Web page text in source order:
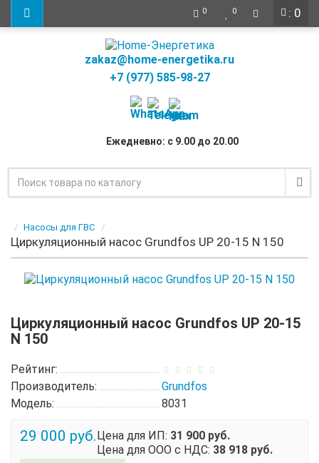
: 0
0 0
zakaz@home-energetika.ru
+7 (977) 585-98-27
Ежедневно: с 9.00 до 20.00
Насосы для ГВС
Циркуляционный насос Grundfos UP 20-15 N 150
Циркуляционный насос Grundfos UP 20-15
N 150
Рейтинг:
Производитель:
Grundfos
Модель:
8031
29 000 руб.Цена для ИП: 31 900 руб.
Цена для ООО с НДС: 38 918 руб.